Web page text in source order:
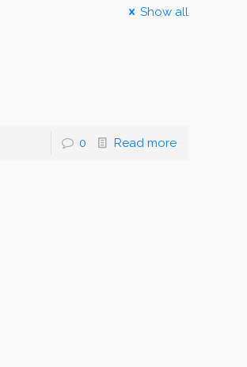
Show all
0 Read more